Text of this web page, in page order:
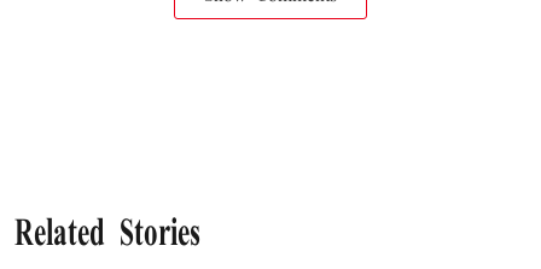
Related Stories